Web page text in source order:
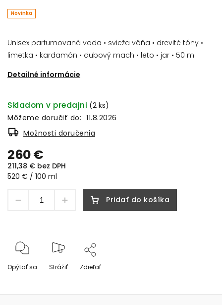
Unisex parfumovaná voda • svieža vôňa • drevité tóny •
limetka • kardamón • dubový mach • leto • jar • 50 ml
Detailné informácie
Novinka
260 €
211,38 € bez DPH
520 € / 100 ml
Skladom v predajni (2 ks)
Môžeme doručiť do: 11.8.2026
Možnosti doručenia
Pridať do košíka
Opýtať sa Strážiť Zdieľať